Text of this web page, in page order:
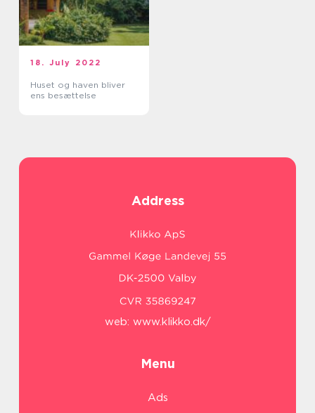
18. July 2022
Huset og haven bliver
ens besættelse
Address
web: www.klikko.dk/
Menu
Ads